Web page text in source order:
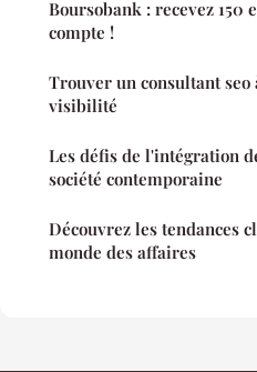
Boursobank : recevez
compte !
Trouver un consultant seo
visibilité
Les défis de l'intégration
société contemporaine
Découvrez les tendances
monde des affaires